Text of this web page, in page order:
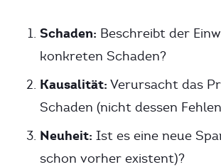
Schaden: Beschreibt der
konkreten Schaden?
Kausalität: Verursacht das
Schaden (nicht dessen
Neuheit: Ist es eine neue
schon vorher existent)?